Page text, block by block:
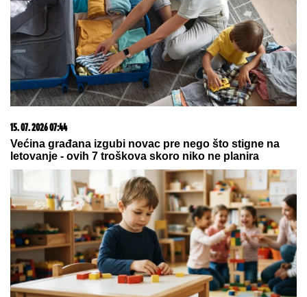
DOKTOR ČUBRILOkaže da je ovo
UBEDLJIVO NAJZDRAVIJA HRANA
NA SVETU, a evo koju namirnicu
nikada NE JEDE: "I moja baba je to
znala, a možda vam zvuči suludo"
TEPIH, a NJIH čeka poslovna prilika
kakva stiže jednom u životu